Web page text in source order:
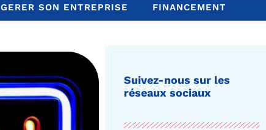
GERER SON ENTREPRISE FINANCEMENT
Suivez-nous sur les
réseaux sociaux